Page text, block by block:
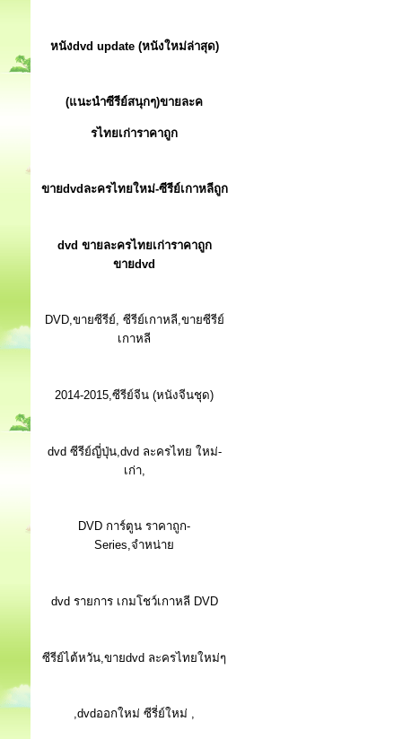
หนังdvd update (หนังใหม่ล่าสุด)
(แนะนำซีรีย์สนุกๆ)ขายละค
รไทยเก่าราคาถูก
ขายdvdละครไทยใหม่-ซีรีย์เกาหลีถูก
dvd ขายละครไทยเก่าราคาถูก
ขายdvd
DVD,ขายซีรีย์, ซีรีย์เกาหลี,ขายซีรีย์
เกาหลี
2014-2015,ซีรีย์จีน (หนังจีนชุด)
dvd ซีรีย์ญี่ปุ่น,dvd ละครไทย ใหม่-
เก่า,
DVD การ์ตูน ราคาถูก-
Series,จำหน่าย
dvd รายการ เกมโชว์เกาหลี DVD
ซีรีย์ไต้หวัน,ขายdvd ละครไทยใหม่ๆ
,dvdออกใหม่ ซีรี่ย์ใหม่ ,